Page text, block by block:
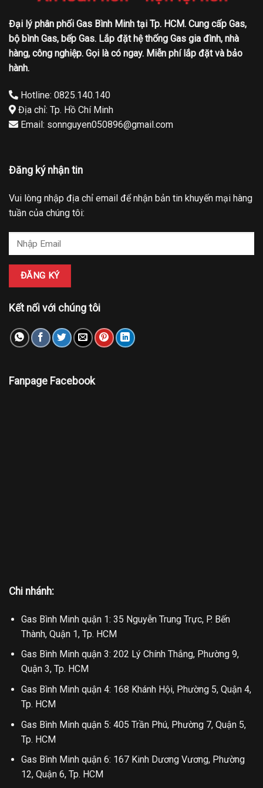
Đại lý phân phối Gas Bình Minh tại Tp. HCM. Cung cấp Gas,
bộ bình Gas, bếp Gas. Lắp đặt hệ thống Gas gia đình, nhà
hàng, công nghiệp. Gọi là có ngay. Miễn phí lắp đặt và bảo
hành.
Hotline: 0825.140.140
Địa chỉ: Tp. Hồ Chí Minh
Email: sonnguyen050896@gmail.com
Đăng ký nhận tin
Vui lòng nhập địa chỉ email để nhận bản tin khuyến mại hàng
tuần của chúng tôi:
Kết nối với chúng tôi
Fanpage Facebook
Chi nhánh:
Gas Bình Minh quận 1: 35 Nguyễn Trung Trực, P. Bến
Thành, Quận 1, Tp. HCM
Gas Bình Minh quận 3: 202 Lý Chính Thắng, Phường 9,
Quận 3, Tp. HCM
Gas Bình Minh quận 4: 168 Khánh Hội, Phường 5, Quận 4,
Tp. HCM
Gas Bình Minh quận 5: 405 Trần Phú, Phường 7, Quận 5,
Tp. HCM
Gas Bình Minh quận 6: 167 Kinh Dương Vương, Phường
12, Quận 6, Tp. HCM